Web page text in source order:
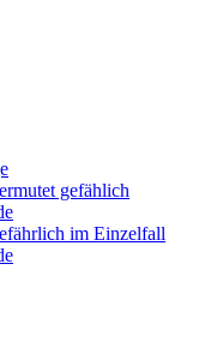
gefählich
im Einzelfall